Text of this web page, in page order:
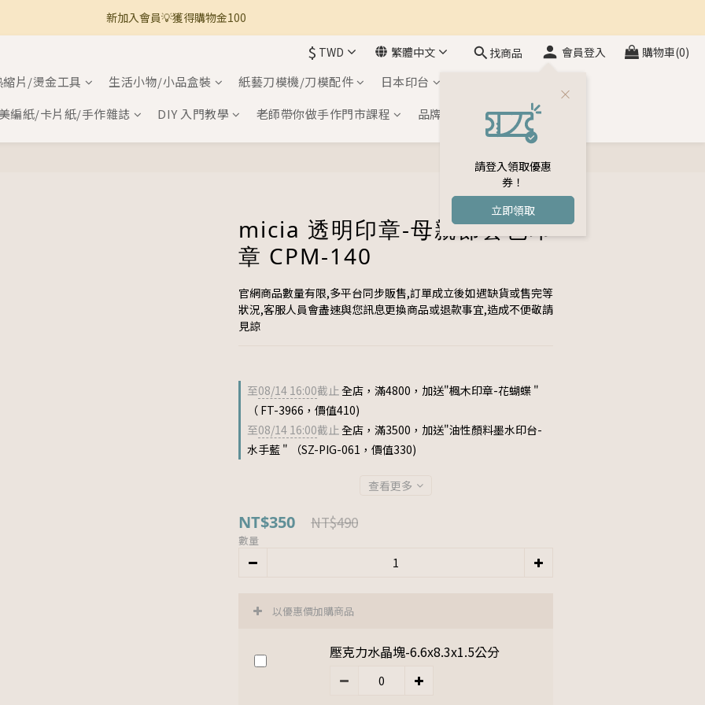
🚚 全館滿800免運 🚚
🚚 全館滿800免運 🚚
$ TWD 繁體中文 找商品 會員登入
請登入領取優惠
券！
立即領取
購物車(0)
縮片/燙金工具 生活小物/小品盒裝 紙藝刀模機/刀模配件 日本印台
編紙/卡片紙/手作雜誌
DIY 入門教學 老師帶你做手作門市課程 品牌介紹 會員專區
micia 透明印章-母親節套色印
章 CPM-140
官網商品數量有限,多平台同步販售,訂單成立後如遇缺貨或售完等
狀況,客服人員會盡速與您訊息更換商品或退款事宜,造成不便敬請
見諒
至08/14 16:00截止全店，滿4800，加送"楓木印章-花蝴蝶 "
（ FT-3966，價值410)
至08/14 16:00截止全店，滿3500，加送"油性顏料墨水印台-
水手藍 " （SZ-PIG-061，價值330)
查看更多
NT$350 NT$490
數量
以優惠價加購商品
壓克力水晶塊-6.6x8.3x1.5公分